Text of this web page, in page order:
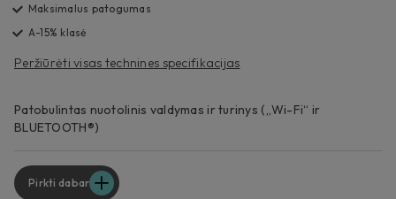
Maksimalus patogumas
A-15% klasė
Peržiūrėti visas technines specifikacijas
Patobulintas nuotolinis valdymas ir turinys („Wi-Fi“ ir
BLUETOOTH®)
Pirkti dabar